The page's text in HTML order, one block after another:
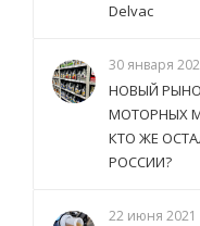
Delvac
30 января
НОВЫЙ
МОТОРНЫХ
КТО ЖЕ
РОССИИ?
22 июня 2021